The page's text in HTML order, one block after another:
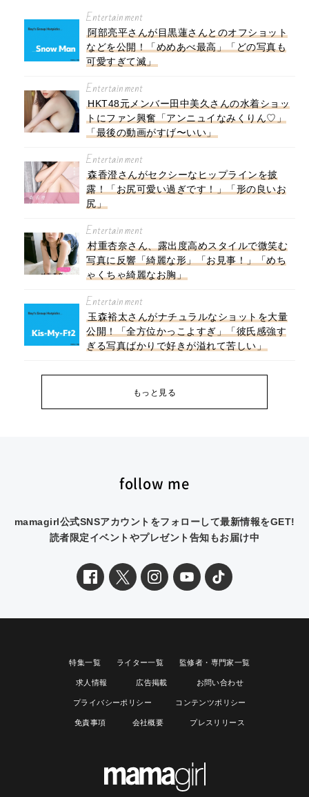
Entertainment
阿部亮平さんが目黒蓮さんとのオフショット
などを公開！「めめあべ最高」「どの写真も
可愛すぎて滅」
Entertainment
HKT48元メンバー田中美久さんの水着ショッ
トにファン興奮「アンニュイなみくりん♡」
「最後の動画がすげ〜いい」
Entertainment
森香澄さんがセクシーなヒップラインを披
露！「お尻可愛い過ぎです！」「形の良いお
尻」
Entertainment
村重杏奈さん、露出度高めスタイルで微笑む
写真に反響「綺麗な形」「お見事！」「めち
ゃくちゃ綺麗なお胸」
Entertainment
玉森裕太さんがナチュラルなショットを大量
公開！「全方位かっこよすぎ」「彼氏感強す
ぎる写真ばかりで好きが溢れて苦しい」
もっと見る
follow me
mamagirl公式SNSアカウントをフォローして最新情報をGET!
読者限定イベントやプレゼント告知もお届け中
特集一覧 ライター一覧 監修者・専門家一覧
求人情報 広告掲載 お問い合わせ
プライバシーポリシー コンテンツポリシー
免責事項 会社概要 プレスリリース